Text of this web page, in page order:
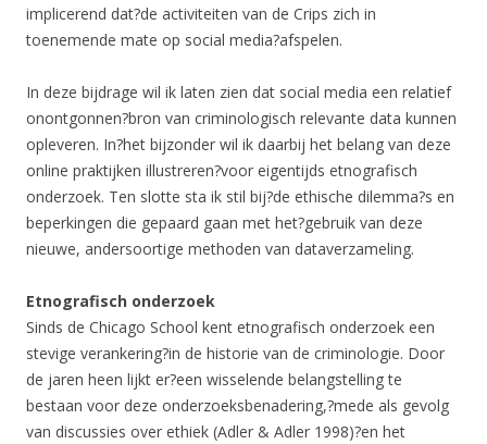
implicerend dat?de activiteiten van de Crips zich in
toenemende mate op social media?afspelen.
In deze bijdrage wil ik laten zien dat social media een relatief
onontgonnen?bron van criminologisch relevante data kunnen
opleveren. In?het bijzonder wil ik daarbij het belang van deze
online praktijken illustreren?voor eigentijds etnografisch
onderzoek. Ten slotte sta ik stil bij?de ethische dilemma?s en
beperkingen die gepaard gaan met het?gebruik van deze
nieuwe, andersoortige methoden van dataverzameling.
Etnografisch onderzoek
Sinds de Chicago School kent etnografisch onderzoek een
stevige verankering?in de historie van de criminologie. Door
de jaren heen lijkt er?een wisselende belangstelling te
bestaan voor deze onderzoeksbenadering,?mede als gevolg
van discussies over ethiek (Adler & Adler 1998)?en het